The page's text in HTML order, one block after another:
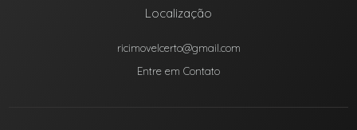
Localização
ricimovelcerto@gmail.com
Entre em Contato